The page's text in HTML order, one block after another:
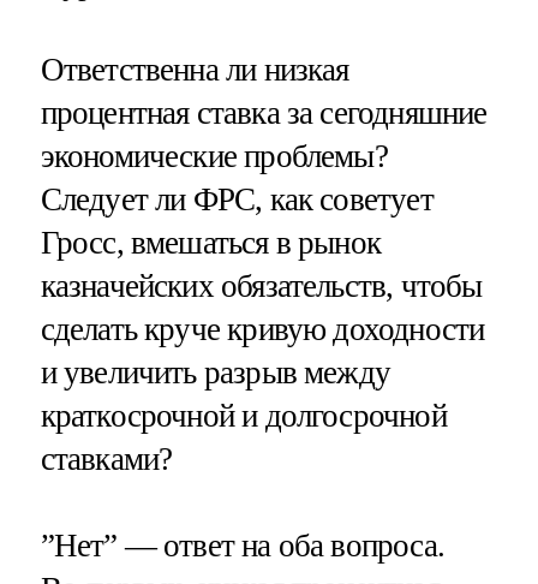
Ответственна ли низкая
процентная ставка за сегодняшние
экономические проблемы?
Следует ли ФРС, как советует
Гросс, вмешаться в рынок
казначейских обязательств, чтобы
сделать круче кривую доходности
и увеличить разрыв между
краткосрочной и долгосрочной
ставками?
”Нет” — ответ на оба вопроса.